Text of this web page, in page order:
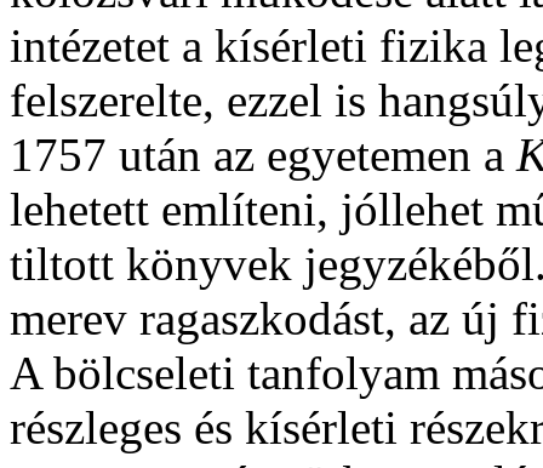
intézetet a kísérleti fizika
felszerelte, ezzel is
1757 után az egyetemen a
lehetett említeni, jóllehet
tiltott könyvek
merev ragaszkodást, az új
A bölcseleti tanfolyam
részleges és kísérleti